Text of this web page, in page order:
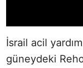
İsrail acil
güneydeki